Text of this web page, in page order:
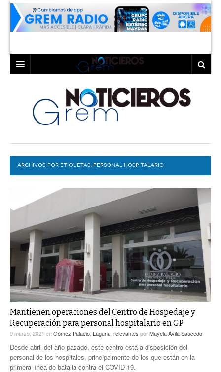
LAGUNA
TORREÓN
GÓMEZ PALACIO
LERDO
COAHUILA
DURANGO
DEPORTES
EL EXACTO
EXA INFORMA
GLOBO
CONTEXTOS
TRAYECTO LAGUNA
A MEDIA MAÑANA
A TODA LEY
ENTRE LAGUNEROS
DIÁLOGOS CON LA HISTORIA
TWEETS AND BEATS
LA MEJOR 97.1 ESTÉREO GALLITO
ACTUALIDADES GREM
PULSO
LA MEJOR INFORMACIÓN
COLABORADORES
PC29
ACTUALIDADES GREM
ARCHIVOS POR ETIQUETAS: PERSONAL HOSPITALARIO
Mantienen operaciones del Centro de Hospedaje y
Recuperación para personal hospitalario en GP
9 marzo, 2021 enGómez Palacio Laguna relevantes porMayela Ávila Saucedo
Desde abril del año pasado, este centro está a disposición del
personal de los hospitales, principalmente de los que están en la
primera línea de batalla contra el COVID-19.